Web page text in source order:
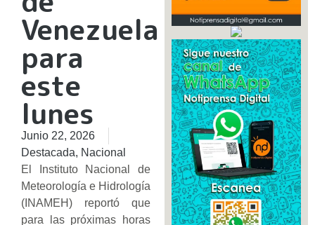
Venezuela
para
este
lunes
Junio 22, 2026
Destacada, Nacional
El Instituto Nacional de
Meteorología e Hidrología
(INAMEH) reportó que
para las próximas horas